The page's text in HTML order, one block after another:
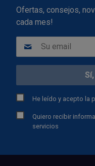
Ofertas, consejos,
cada mes!
He leído y acepto la
Quiero recibir
servicios